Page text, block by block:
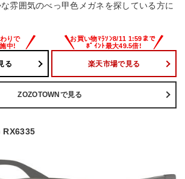
雰囲気のべっ甲色メガネを探している方に
る 楽天市場で見る
ZOZOTOWNで見る
RX6335